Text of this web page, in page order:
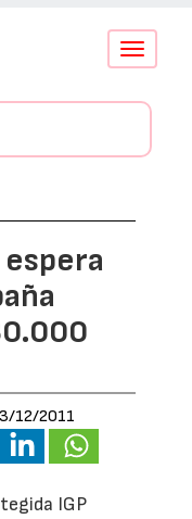
Conmutar
12/2011
IGP